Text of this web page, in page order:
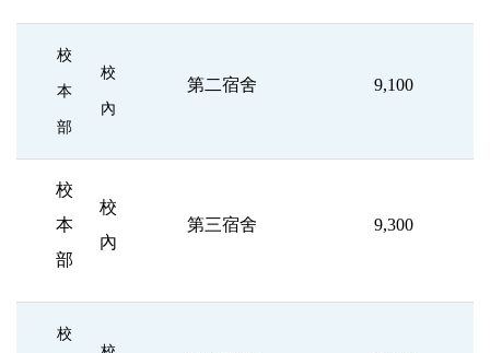
校
本
部
校
內
第二宿舍 9,100
校
本
部
校
內
第三宿舍 9,300
校